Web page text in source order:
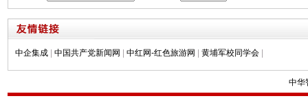
中企集成 中国共产党新闻网 中红网-红色旅游网 黄埔军校同学会
中华